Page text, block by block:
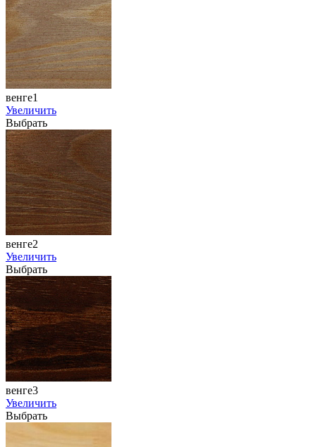
венге1
Увеличить
Выбрать
венге2
Увеличить
Выбрать
венге3
Увеличить
Выбрать